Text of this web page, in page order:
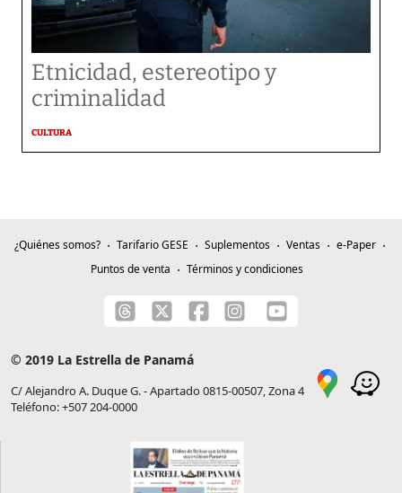
Etnicidad, estereotipo y
criminalidad
CULTURA
¿Quiénes somos? Tarifario GESE Suplementos Ventas
e-Paper
Puntos de venta
Términos y condiciones
© 2019 La Estrella de Panamá
C/ Alejandro A. Duque G. - Apartado 0815-00507, Zona 4
Teléfono: +507 204-0000